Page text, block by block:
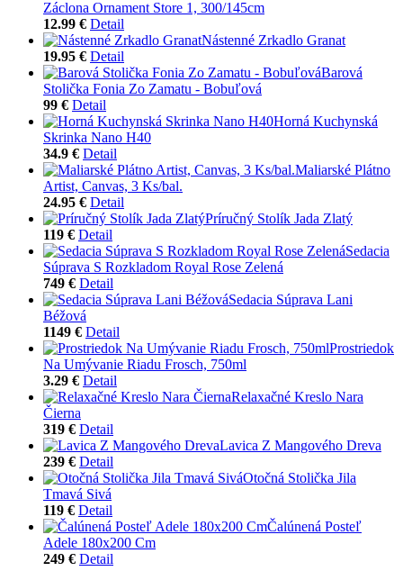
Záclona Ornament Store 1, 300/145cm
12.99 € Detail
Nástenné Zrkadlo Granat
19.95 € Detail
Barová
Stolička Fonia Zo Zamatu - Bobuľová
99 € Detail
Horná Kuchynská
Skrinka Nano H40
34.9 € Detail
Maliarské Plátno
Artist, Canvas, 3 Ks/bal.
24.95 € Detail
Príručný Stolík Jada Zlatý
119 € Detail
Sedacia
Súprava S Rozkladom Royal Rose Zelená
749 € Detail
Sedacia Súprava Lani
Béžová
1149 € Detail
Prostriedok
Na Umývanie Riadu Frosch, 750ml
3.29 € Detail
Relaxačné Kreslo Nara
Čierna
319 € Detail
Lavica Z Mangového Dreva
239 € Detail
Otočná Stolička Jila
Tmavá Sivá
119 € Detail
Čalúnená Posteľ
Adele 180x200 Cm
249 € Detail